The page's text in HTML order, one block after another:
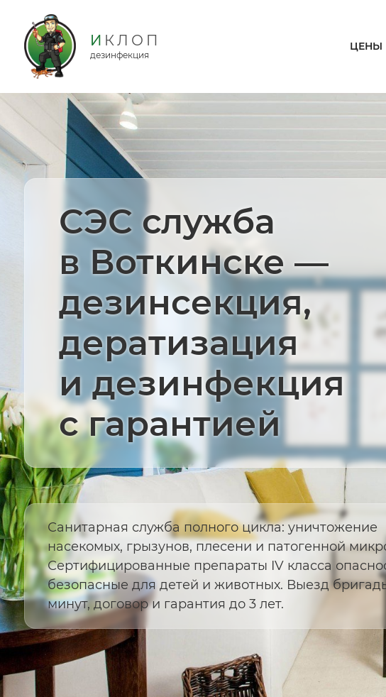
дезинфекция
ЦЕНЫ
СЭС служба
в Воткинске —
дезинсекция,
дератизация
и дезинфекция
с гарантией
Санитарная служба полного цикла: уничтожение
насекомых, грызунов, плесени и патогенной
Сертифицированные препараты IV класса
безопасные для детей и животных. Выезд
минут, договор и гарантия до 3 лет.